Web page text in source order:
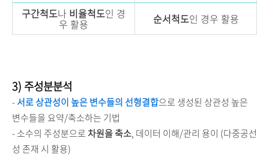
구간척도나 비율척도인 경
우 활용 순서척도인 경우 활용
3) 주성분분석
-서로 상관성이 높은 변수들의 선형결합으로 생성된 상관성 높은
변수들을 요약/축소하는 기법
- 소수의 주성분으로 차원을 축소, 데이터 이해/관리 용이 (다중공선
성 존재 시 활용)